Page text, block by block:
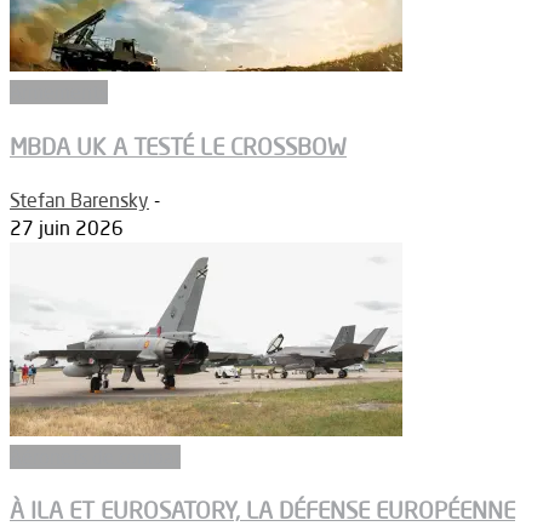
MBDA UK A TESTÉ LE CROSSBOW
Stefan Barensky -
27 juin 2026
À ILA ET EUROSATORY, LA DÉFENSE EUROPÉENNE